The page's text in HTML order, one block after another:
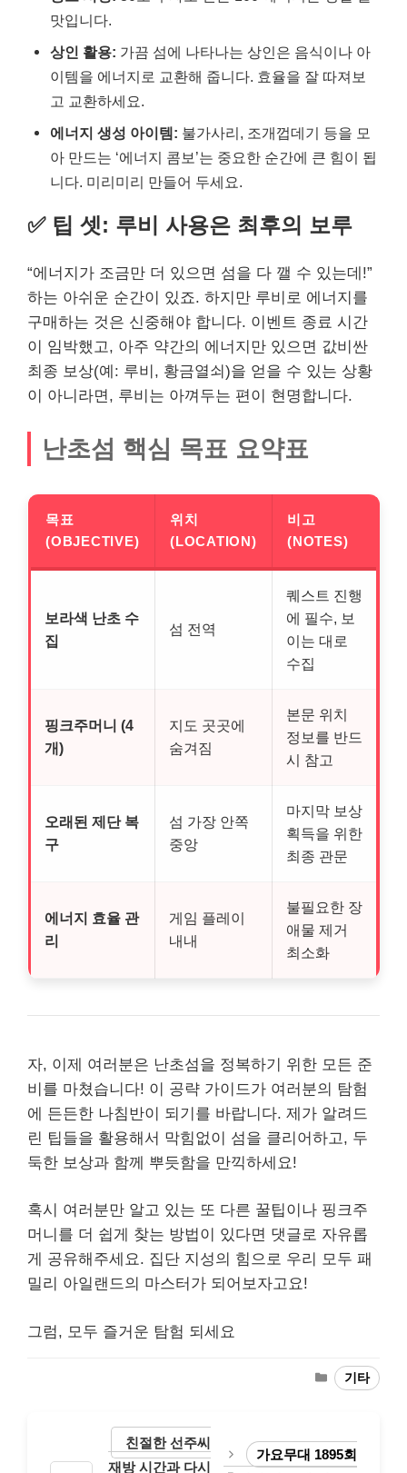
맛입니다.
상인 활용: 가끔 섬에 나타나는 상인은 음식이나 아
이템을 에너지로 교환해 줍니다. 효율을 잘 따져보
고 교환하세요.
에너지 생성 아이템: 불가사리, 조개껍데기 등을 모
아 만드는 ‘에너지 콤보’는 중요한 순간에 큰 힘이 됩
니다. 미리미리 만들어 두세요.
✅ 팁 셋: 루비 사용은 최후의 보루
“에너지가 조금만 더 있으면 섬을 다 깰 수 있는데!”
하는 아쉬운 순간이 있죠. 하지만 루비로 에너지를
구매하는 것은 신중해야 합니다. 이벤트 종료 시간
이 임박했고, 아주 약간의 에너지만 있으면 값비싼
최종 보상(예: 루비, 황금열쇠)을 얻을 수 있는 상황
이 아니라면, 루비는 아껴두는 편이 현명합니다.
난초섬 핵심 목표 요약표
목표
(OBJECTIVE)
위치
(LOCATION)
비고
(NOTES)
보라색 난초 수
집
섬 전역
퀘스트 진행
에 필수, 보
이는 대로
수집
핑크주머니 (4
개)
지도 곳곳에
숨겨짐
본문 위치
정보를 반드
시 참고
오래된 제단 복
구
섬 가장 안쪽
중앙
마지막 보상
획득을 위한
최종 관문
에너지 효율 관
리
게임 플레이
내내
불필요한 장
애물 제거
최소화
자, 이제 여러분은 난초섬을 정복하기 위한 모든 준
비를 마쳤습니다! 이 공략 가이드가 여러분의 탐험
에 든든한 나침반이 되기를 바랍니다. 제가 알려드
린 팁들을 활용해서 막힘없이 섬을 클리어하고, 두
둑한 보상과 함께 뿌듯함을 만끽하세요!
혹시 여러분만 알고 있는 또 다른 꿀팁이나 핑크주
머니를 더 쉽게 찾는 방법이 있다면 댓글로 자유롭
게 공유해주세요. 집단 지성의 힘으로 우리 모두 패
밀리 아일랜드의 마스터가 되어보자고요!
그럼, 모두 즐거운 탐험 되세요
Categories
기타
친절한 선주씨
재방 시간과 다시
가요무대 1895회